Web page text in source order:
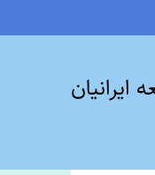
ایرانیان